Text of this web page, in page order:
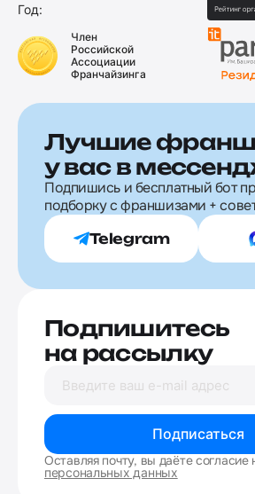
Год:
Член
Российской
Ассоциации
Франчайзинга
Лучшие
у вас в
Подпишись и бесплатный бот
подборку с франшизами +
Telegram
Подпишитесь
на рассылку
Подписаться
Оставляя почту, вы даёте согласие
персональных данных